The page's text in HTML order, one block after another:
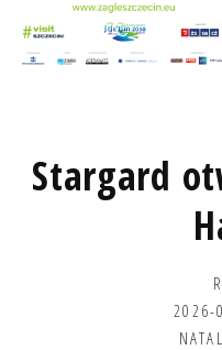
Stargard
2026-